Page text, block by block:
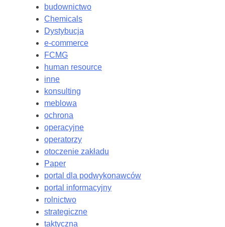
budownictwo
Chemicals
Dystybucja
e-commerce
FCMG
human resource
inne
konsulting
meblowa
ochrona
operacyjne
operatorzy
otoczenie zakładu
Paper
portal dla podwykonawców
portal informacyjny
rolnictwo
strategiczne
taktyczna